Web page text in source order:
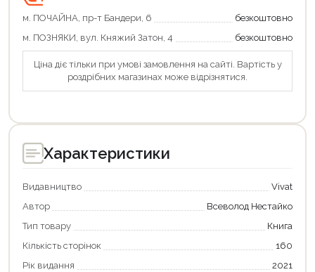
м. ПОЧАЙНА, пр-т Бандери, 6
безкоштовно
м. ПОЗНЯКИ, вул. Княжий Затон, 4
безкоштовно
Ціна діє тільки при умові замовлення на сайті. Вартість у
роздрібних магазинах може відрізнятися.
Характеристики
Видавництво
Vivat
Автор
Всеволод Нестайко
Тип товару
Книга
Кількість сторінок
160
Рік видання
2021